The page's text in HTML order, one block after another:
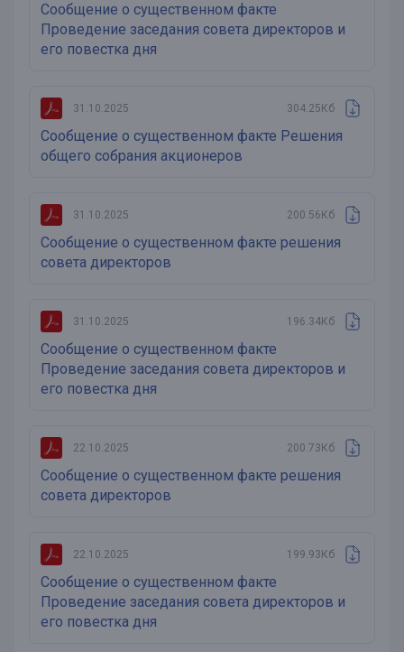
Сообщение о существенном факте
Проведение заседания совета директоров и
его повестка дня
31.10.2025 304.25Кб
Сообщение о существенном факте Решения
общего собрания акционеров
31.10.2025 200.56Кб
Сообщение о существенном факте решения
совета директоров
31.10.2025 196.34Кб
Сообщение о существенном факте
Проведение заседания совета директоров и
его повестка дня
22.10.2025 200.73Кб
Сообщение о существенном факте решения
совета директоров
22.10.2025 199.93Кб
Сообщение о существенном факте
Проведение заседания совета директоров и
его повестка дня